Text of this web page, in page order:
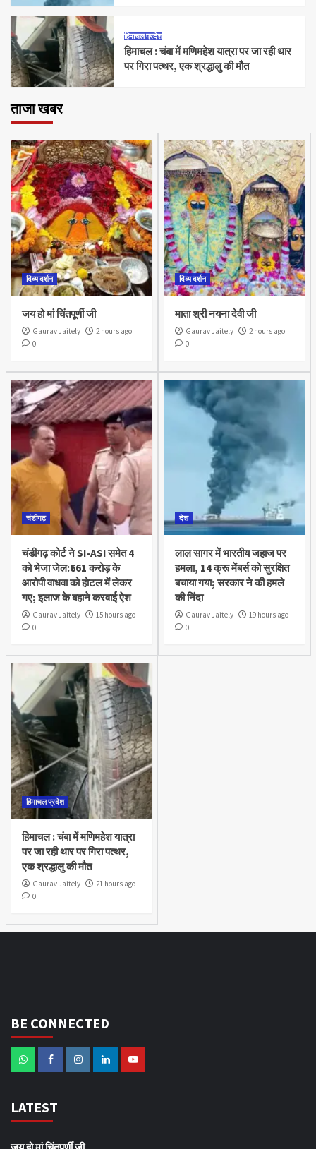
हिमाचल प्रदेश
हिमाचल : चंबा में मणिमहेश यात्रा पर जा रही थार
पर गिरा पत्थर, एक श्रद्धालु की मौत
ताजा खबर
दिव्य दर्शन
जय हो मां चिंतपूर्णी जी
Gaurav Jaitely
2 hours ago
0
दिव्य दर्शन
माता श्री नयना देवी जी
Gaurav Jaitely
2 hours ago
0
चंडीगढ़
चंडीगढ़ कोर्ट ने SI-ASI समेत 4
को भेजा जेल:₹661 करोड़ के
आरोपी वाधवा को हाेटल में लेकर
गए; इलाज के बहाने करवाई ऐश
Gaurav Jaitely
15 hours ago
0
देश
लाल सागर में भारतीय जहाज पर
हमला, 14 क्रू मेंबर्स को सुरक्षित
बचाया गया; सरकार ने की हमले
की निंदा
Gaurav Jaitely
19 hours ago
0
हिमाचल प्रदेश
हिमाचल : चंबा में मणिमहेश यात्रा
पर जा रही थार पर गिरा पत्थर,
एक श्रद्धालु की मौत
Gaurav Jaitely
21 hours ago
0
BE CONNECTED
LATEST